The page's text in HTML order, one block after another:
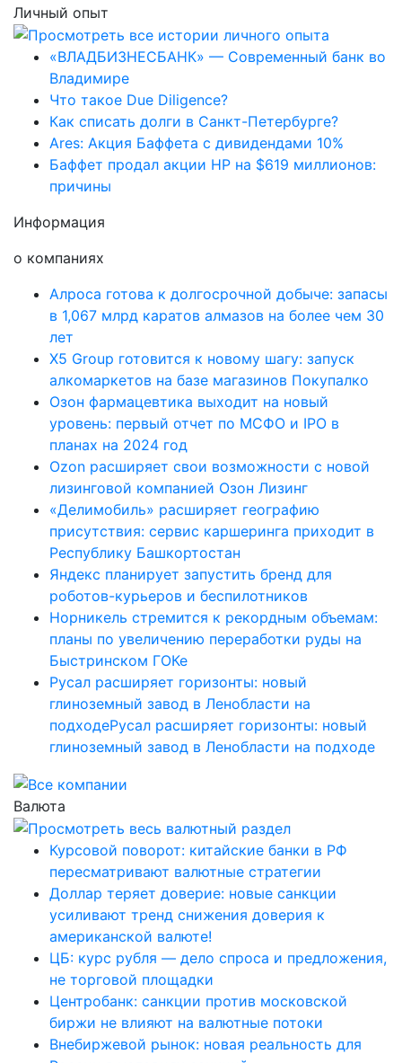
Личный опыт
«ВЛАДБИЗНЕСБАНК» — Современный банк во
Владимире
Что такое Due Diligence?
Как списать долги в Санкт-Петербурге?
Ares: Акция Баффета с дивидендами 10%
Баффет продал акции HP на $619 миллионов:
причины
Информация
о компаниях
Алроса готова к долгосрочной добыче: запасы
в 1,067 млрд каратов алмазов на более чем 30
лет
X5 Group готовится к новому шагу: запуск
алкомаркетов на базе магазинов Покупалко
Озон фармацевтика выходит на новый
уровень: первый отчет по МСФО и IPO в
планах на 2024 год
Ozon расширяет свои возможности с новой
лизинговой компанией Озон Лизинг
«Делимобиль» расширяет географию
присутствия: сервис каршеринга приходит в
Республику Башкортостан
Яндекс планирует запустить бренд для
роботов-курьеров и беспилотников
Норникель стремится к рекордным объемам:
планы по увеличению переработки руды на
Быстринском ГОКе
Русал расширяет горизонты: новый
глиноземный завод в Ленобласти на
подходеРусал расширяет горизонты: новый
глиноземный завод в Ленобласти на подходе
Валюта
Курсовой поворот: китайские банки в РФ
пересматривают валютные стратегии
Доллар теряет доверие: новые санкции
усиливают тренд снижения доверия к
американской валюте!
ЦБ: курс рубля — дело спроса и предложения,
не торговой площадки
Центробанк: санкции против московской
биржи не влияют на валютные потоки
Внебиржевой рынок: новая реальность для